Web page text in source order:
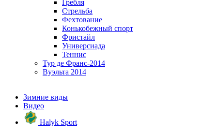
Гребля
Стрельба
Фехтование
Конькобежный спорт
Фристайл
Универсиада
Теннис
Тур де Франс-2014
Вуэльта 2014
Зимние виды
Видео
Halyk Sport